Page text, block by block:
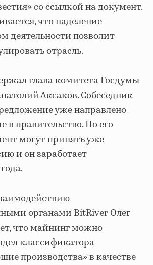
со ссылкой на документ.
что наделение
деятельности позволит
отрасль.
глава комитета Госдумы
Аксаков. Собеседник
уже направлено
в правительство. По его
могут принять уже
и он заработает
органами BitRiver Олег
что майнинг можно
классификатора
производства» в качестве